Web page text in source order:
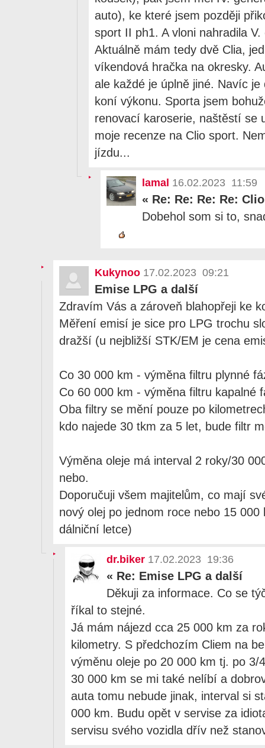
auto), ke které jsem později
sport II ph1. A vloni nahradila
Aktuálně mám tedy dvě Clia,
víkendová hračka na okresky.
ale každé je úplně jiné. Navíc
koní výkonu. Sporta jsem
renovací karoserie, naštěstí se
moje recenze na Clio sport.
jízdu...
lamal 16.02.2023 11:59
« Re: Re: Re: Re:
Dobehol som si to,
Kukynoo 17.02.2023 09:21
Emise LPG a další
Zdravím Vás a zároveň blahopřeji ke
Měření emisí je sice pro LPG trochu
dražší (u nejbližší STK/EM je cena
Co 30 000 km - výměna filtru plynné
Co 60 000 km - výměna filtru kapalné
Oba filtry se mění pouze po
kdo najede 30 tkm za 5 let, bude filtr
Výměna oleje má interval 2 roky/30
nebo.
Doporučuji všem majitelům, co mají
nový olej po jednom roce nebo 15
dálniční letce)
dr.biker 17.02.2023 19:36
« Re: Emise LPG a další
Děkuji za informace. Co se
říkal to stejné.
Já mám nájezd cca 25 000 km za
kilometry. S předchozím Cliem na
výměnu oleje po 20 000 km tj. po 3/
30 000 km se mi také nelíbí a
auta tomu nebude jinak, interval si
000 km. Budu opět v servise za
servisu svého vozidla dřív než